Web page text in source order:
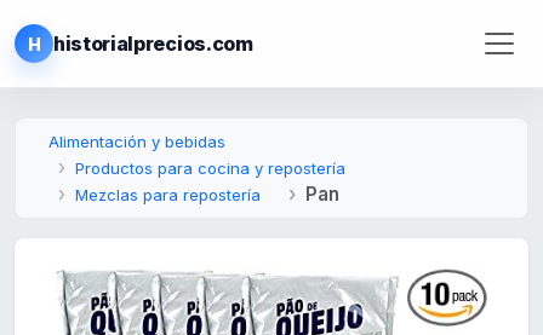
H historialprecios.com
Alimentación y bebidas
Productos para cocina y repostería
Mezclas para repostería
Pan